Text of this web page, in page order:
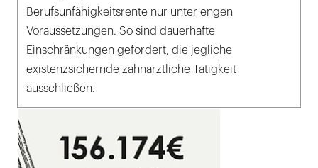
Berufsunfähigkeitsrente nur unter engen
Voraussetzungen. So sind dauerhafte
Einschränkungen gefordert, die jegliche
existenzsichernde zahnärztliche Tätigkeit
ausschließen.